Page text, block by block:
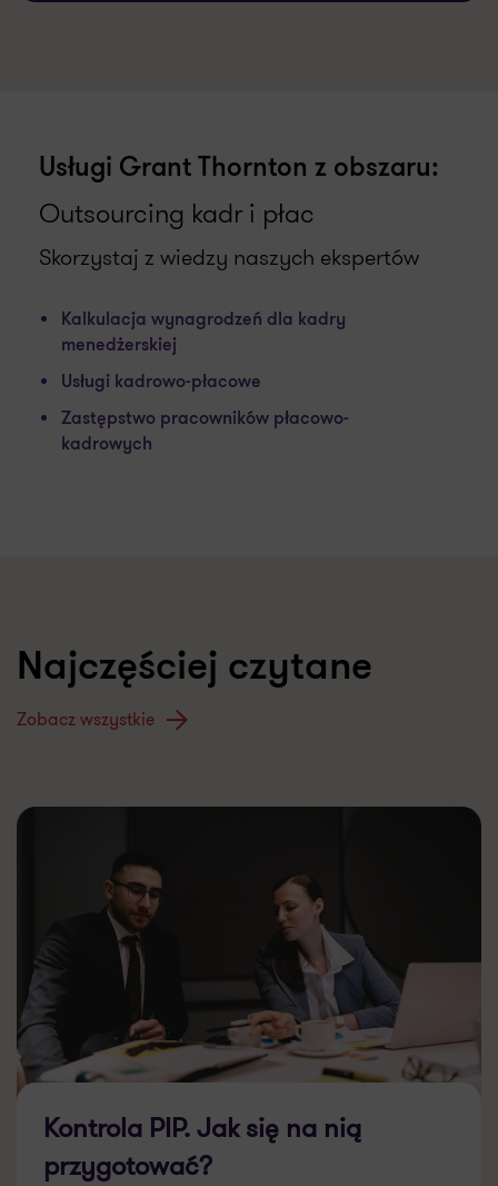
Usługi Grant Thornton z obszaru:
Outsourcing kadr i płac
Skorzystaj z wiedzy naszych ekspertów
Kalkulacja wynagrodzeń dla kadry
menedżerskiej
Usługi kadrowo-płacowe
Zastępstwo pracowników płacowo-
kadrowych
Najczęściej czytane
Zobacz wszystkie
Kontrola PIP. Jak się na nią
przygotować?